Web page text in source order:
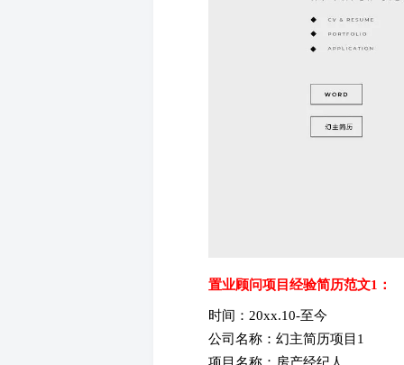
置业顾问项目经验简历范文1：
时间：20xx.10-至今
公司名称：幻主简历项目1